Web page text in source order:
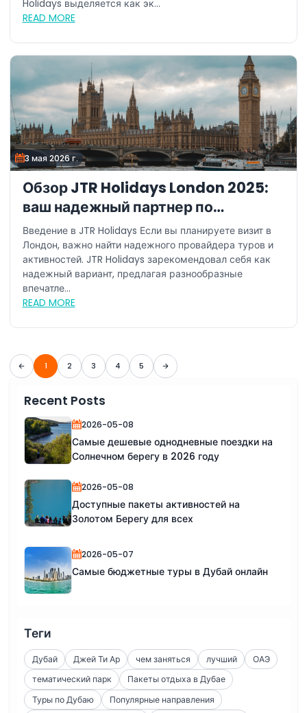
Holidays выделяется как эк...
READ MORE
3 мая 2026 г.
Обзор JTR Holidays London 2025:
ваш надежный партнер по
путешествиям
Введение в JTR Holidays Если вы планируете визит в
Лондон, важно найти надежного провайдера туров и
активностей. JTR Holidays зарекомендовал себя как
надежный вариант, предлагая разнообразные
впечатле...
READ MORE
1 2 3 4 5
Recent Posts
2026-05-08
Самые дешевые однодневные поездки на
Солнечном берегу в 2026 году
2026-05-08
Доступные пакеты активностей на
Золотом Берегу для всех
2026-05-07
Самые бюджетные туры в Дубай онлайн
Теги
Дубай Джей Ти Ар чем заняться лучший
ОАЭ
тематический парк
Пакеты отдыха в Дубае
Туры по Дубаю
Популярные направления